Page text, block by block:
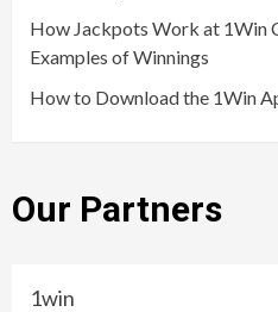
How Jackpots Work at 1Win
Examples of Winnings
How to Download the 1Win
Our Partners
1win